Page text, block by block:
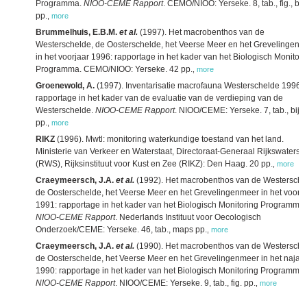
Programma. NIOO-CEME Rapport. CEMO/NIOO: Yerseke. 8, tab., fig.,
pp. more
Brummelhuis, E.B.M. et al. (1997). Het macrobenthos van de
Westerschelde, de Oosterschelde, het Veerse Meer en het
in het voorjaar 1996: rapportage in het kader van het Biologisch
Programma. CEMO/NIOO: Yerseke. 42 pp. more
Groenewold, A. (1997). Inventarisatie macrofauna Westerschelde 1996:
rapportage in het kader van de evaluatie van de verdieping van de
Westerschelde. NIOO-CEME Rapport. NIOO/CEME: Yerseke. 7, tab.,
pp. more
RIKZ (1996). Mwtl: monitoring waterkundige toestand van het land.
Ministerie van Verkeer en Waterstaat, Directoraat-Generaal
(RWS), Rijksinstituut voor Kust en Zee (RIKZ): Den Haag. 20 pp. more
Craeymeersch, J.A. et al. (1992). Het macrobenthos van de
de Oosterschelde, het Veerse Meer en het Grevelingenmeer in het
1991: rapportage in het kader van het Biologisch Monitoring Programma.
NIOO-CEME Rapport. Nederlands Instituut voor Oecologisch
Onderzoek/CEME: Yerseke. 46, tab., maps pp. more
Craeymeersch, J.A. et al. (1990). Het macrobenthos van de
de Oosterschelde, het Veerse Meer en het Grevelingenmeer in het najaar
1990: rapportage in het kader van het Biologisch Monitoring Programma.
NIOO-CEME Rapport. NIOO/CEME: Yerseke. 9, tab., fig. pp. more